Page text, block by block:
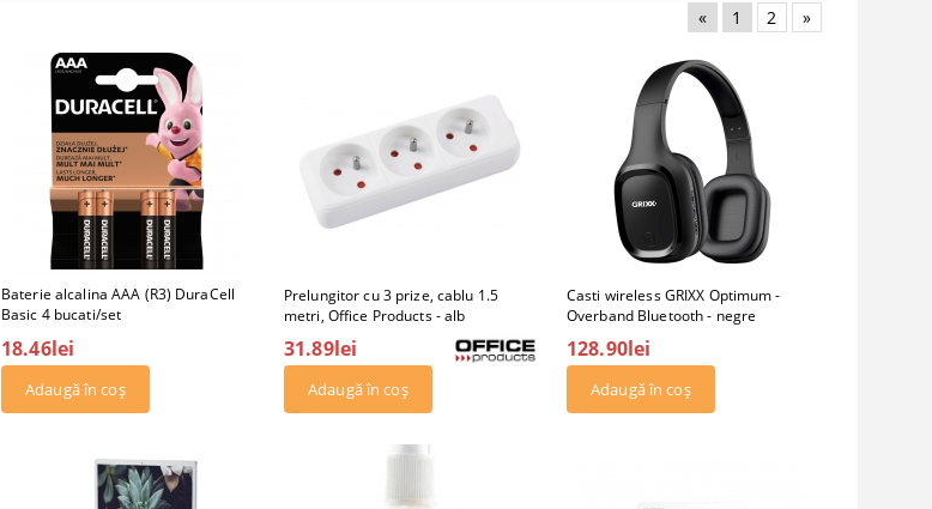
« 1 2 »
Baterie alcalina AAA (R3) DuraCell
Basic 4 bucati/set
18.46lei
Prelungitor cu 3 prize, cablu 1.5
metri, Office Products - alb
31.89lei
Casti wireless GRIXX Optimum -
Overband Bluetooth - negre
128.90lei